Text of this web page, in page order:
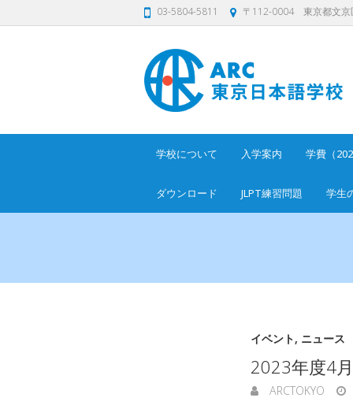
03-5804-5811 〒112-0004 東京都文京
学校について 入学案内 学費（
ダウンロード JLPT練習問題 学生
イベント, ニュース
2023年度4
ARCTOKYO